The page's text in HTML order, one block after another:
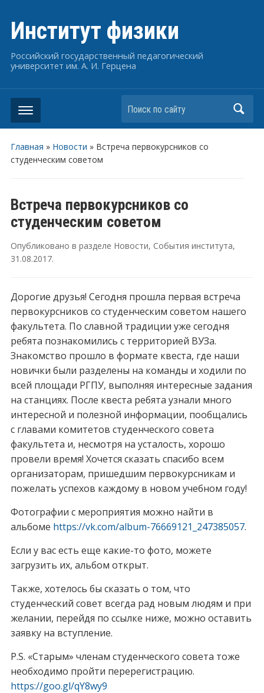
Институт физики
Российский государственный педагогический
университет им. А. И. Герцена
Поиск по сайту
Главная » Новости » Встреча первокурсников со
студенческим советом
Встреча первокурсников со
студенческим советом
Опубликовано в разделе Новости, События института,
31.08.2017.
Дорогие друзья! Сегодня прошла первая встреча
первокурсников со студенческим советом нашего
факультета. По славной традиции уже сегодня
ребята познакомились с территорией ВУЗа.
Знакомство прошло в формате квеста, где наши
новички были разделены на команды и ходили по
всей площади РГПУ, выполняя интересные задания
на станциях. После квеста ребята узнали много
интересной и полезной информации, пообщались
с главами комитетов студенческого совета
факультета и, несмотря на усталость, хорошо
провели время! Хочется сказать спасибо всем
организаторам, пришедшим первокурсникам и
пожелать успехов каждому в новом учебном году!
Фотографии с мероприятия можно найти в
альбоме https://vk.com/album-76669121_247385057.
Если у вас есть еще какие-то фото, можете
загрузить их, альбом открыт.
Также, хотелось бы сказать о том, что
студенческий совет всегда рад новым людям и при
желании, перейдя по ссылке ниже, можно оставить
заявку на вступление.
P.S. «Старым» членам студенческого совета тоже
необходимо пройти перерегистрацию.
https://goo.gl/qY8wy9